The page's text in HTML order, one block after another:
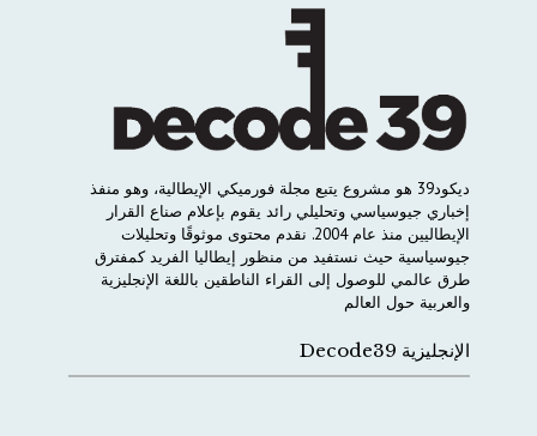
ديكود39 هو مشروع يتبع مجلة فورميكي الإيطالية، وهو منفذ
إخباري جيوسياسي وتحليلي رائد يقوم بإعلام صناع القرار
الإيطاليين منذ عام 2004. نقدم محتوى موثوقًا وتحليلات
جيوسياسية حيث نستفيد من منظور إيطاليا الفريد كمفترق
طرق عالمي للوصول إلى القراء الناطقين باللغة الإنجليزية
والعربية حول العالم
الإنجليزية Decode39